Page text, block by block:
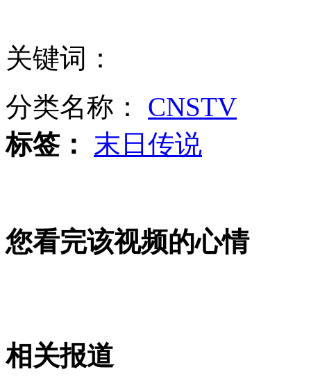
关键词：
分类名称： CNSTV
标签：
末日传说
您看完该视频的心情
相关报道